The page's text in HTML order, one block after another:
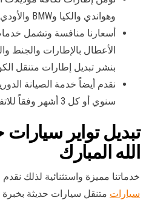
وهواندي والكيا وBMW والأودي.
أسعارنا منافسة وتشمل
الأعطال بالإطارات والجنط
بنشر تبديل إطارات متنقل
نقدم أيضاً خدمة الصيانة
سنوي أو كل 3 أشهر وفقاً للاتفاق.
تبديل تواير
الله المبارك
خدماتنا مميزة واستثنائية لذلك
سيارات متنقل سيارات حديثة